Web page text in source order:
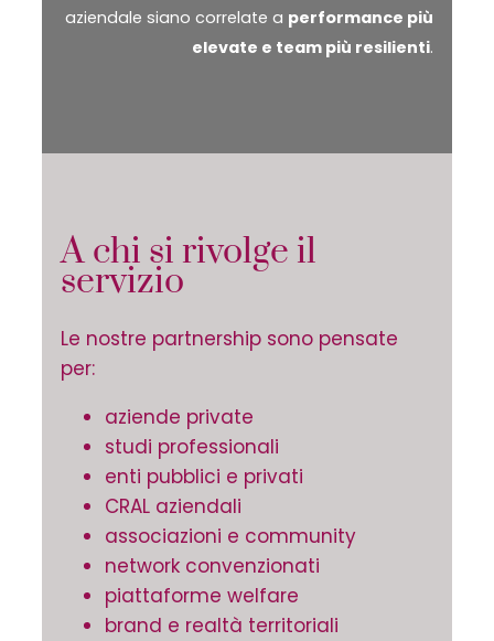
aziendale siano correlate a performance più
elevate e team più resilienti.
A chi si rivolge il
servizio
Le nostre partnership sono pensate
per:
aziende private
studi professionali
enti pubblici e privati
CRAL aziendali
associazioni e community
network convenzionati
piattaforme welfare
brand e realtà territoriali